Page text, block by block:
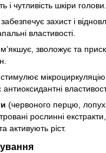
і чутливість шкіри голови.
захист і
властивості.
зволожує та
(червоного перцю,
рослинні
активують ріст.